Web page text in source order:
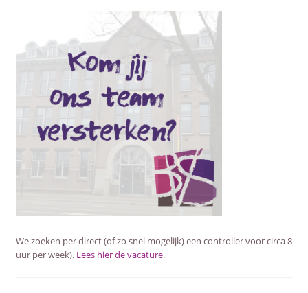
VOORTGEZET ONDERWIJS
AFSTANDSONDERWIJS
We zoeken per direct (of zo snel mogelijk) een controller voor circa 8
uur per week). Lees hier de vacature.